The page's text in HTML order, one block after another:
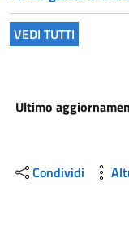
VEDI TUTTI
Ultimo
Condividi